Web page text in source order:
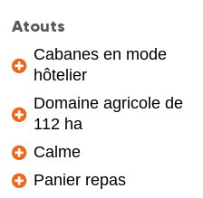
Atouts
Cabanes en mode
hôtelier
Domaine agricole de
112 ha
Calme
Panier repas